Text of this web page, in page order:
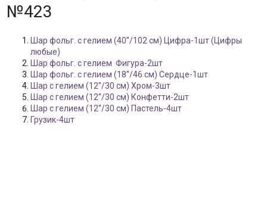
№423
Шар фольг. с гелием (40''/102 см) Цифра-1шт (Цифры
любые)
Шар фольг. с гелием Фигура-2шт
Шар фольг. с гелием (18''/46 см) Сердце-1шт
Шар с гелием (12''/30 см) Хром-3шт
Шар с гелием (12''/30 см) Конфетти-2шт
Шар с гелием (12''/30 см) Пастель-4шт
Грузик-4шт